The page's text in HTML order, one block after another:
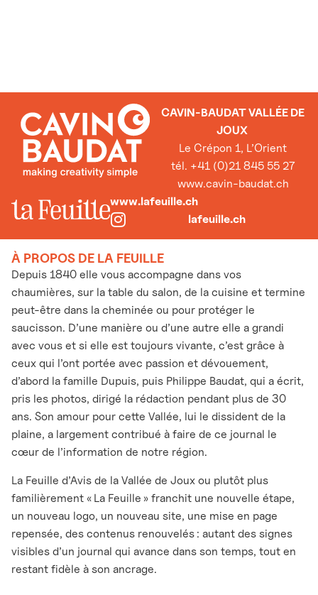
CAVIN-BAUDAT VALLÉE DE
JOUX
Le Crépon 1, L’Orient
tél. +41 (0)21 845 55 27
www.cavin-baudat.ch
www.lafeuille.ch
lafeuille.ch
À PROPOS DE LA FEUILLE
Depuis 1840 elle vous accompagne dans vos
chaumières, sur la table du salon, de la cuisine et termine
peut-être dans la cheminée ou pour protéger le
saucisson. D’une manière ou d’une autre elle a grandi
avec vous et si elle est toujours vivante, c’est grâce à
ceux qui l’ont portée avec passion et dévouement,
d’abord la famille Dupuis, puis Philippe Baudat, qui a écrit,
pris les photos, dirigé la rédaction pendant plus de 30
ans. Son amour pour cette Vallée, lui le dissident de la
plaine, a largement contribué à faire de ce journal le
cœur de l’information de notre région.
La Feuille d’Avis de la Vallée de Joux ou plutôt plus
familièrement « La Feuille » franchit une nouvelle étape,
un nouveau logo, un nouveau site, une mise en page
repensée, des contenus renouvelés : autant des signes
visibles d’un journal qui avance dans son temps, tout en
restant fidèle à son ancrage.